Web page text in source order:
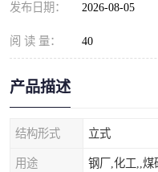
发布日期： 2026-08-05
阅 读 量： 40
产品描述
结构形式 立式
用途 钢厂,化工,,煤